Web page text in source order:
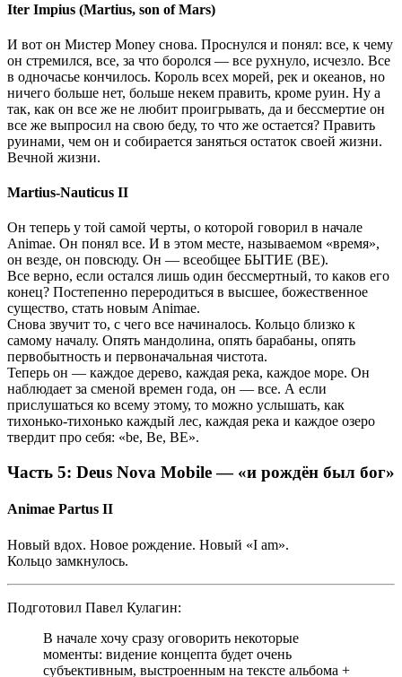
Iter Impius (Martius, son of Mars)
И вот он Мистер Money снова. Проснулся и понял: все, к чему
он стремился, все, за что боролся — все рухнуло, исчезло. Все
в одночасье кончилось. Король всех морей, рек и океанов, но
ничего больше нет, больше некем править, кроме руин. Ну а
так, как он все же не любит проигрывать, да и бессмертие он
все же выпросил на свою беду, то что же остается? Править
руинами, чем он и собирается заняться остаток своей жизни.
Вечной жизни.
Martius-Nauticus II
Он теперь у той самой черты, о которой говорил в начале
Animae. Он понял все. И в этом месте, называемом «время»,
он везде, он повсюду. Он — всеобщее БЫТИЕ (BE).
Все верно, если остался лишь один бессмертный, то каков его
конец? Постепенно переродиться в высшее, божественное
существо, стать новым Animae.
Снова звучит то, с чего все начиналось. Кольцо близко к
самому началу. Опять мандолина, опять барабаны, опять
первобытность и первоначальная чистота.
Теперь он — каждое дерево, каждая река, каждое море. Он
наблюдает за сменой времен года, он — все. А если
прислушаться ко всему этому, то можно услышать, как
тихонько-тихонько каждый лес, каждая река и каждое озеро
твердит про себя: «be, Be, BE».
Часть 5: Deus Nova Mobile — «и рождён был бог»
Animae Partus II
Новый вдох. Новое рождение. Новый «I am».
Кольцо замкнулось.
Подготовил Павел Кулагин:
В начале хочу сразу оговорить некоторые
моменты: видение концепта будет очень
субъективным, выстроенным на тексте альбома +